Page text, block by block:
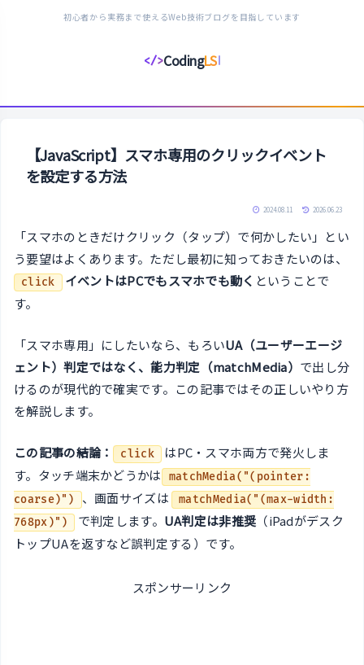
初心者から実務まで使えるWeb技術ブログを目指しています
</>CodingLS
コ
デ
ン
フ
ス
タ
【JavaScript】スマホ専用のクリックイベント
を設定する方法
2024.08.11 2026.06.23
「スマホのときだけクリック（タップ）で何かしたい」とい
う要望はよくあります。ただし最初に知っておきたいのは、
click イベントはPCでもスマホでも動く ということで
す。
「スマホ専用」にしたいなら、もろいUA（ユーザーエージ
ェント）判定ではなく、能力判定（matchMedia） で出し分
けるのが現代的で確実です。この記事ではその正しいやり方
を解説します。
この記事の結論： click はPC・スマホ両方で発火しま
す。タッチ端末かどうかは
matchMedia("(pointer:
coarse)")
、画面サイズは matchMedia("(max-width:
768px)")
で判定します。 UA判定は非推奨 （iPadがデスク
トップUAを返すなど誤判定する）です。
スポンサーリンク